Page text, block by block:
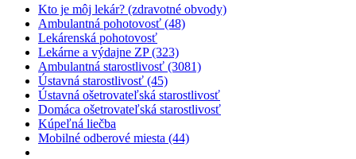
Kto je môj lekár? (zdravotné obvody)
Ambulantná pohotovosť (48)
Lekárenská pohotovosť
Lekárne a výdajne ZP (323)
Ambulantná starostlivosť (3081)
Ústavná starostlivosť (45)
Ústavná ošetrovateľská starostlivosť
Domáca ošetrovateľská starostlivosť
Kúpeľná liečba
Mobilné odberové miesta (44)